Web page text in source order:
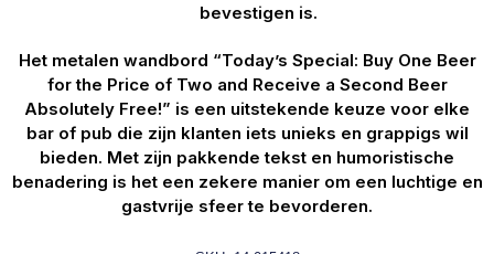
bevestigen is.
Het metalen wandbord “Today’s Special: Buy One Beer
for the Price of Two and Receive a Second Beer
Absolutely Free!” is een uitstekende keuze voor elke
bar of pub die zijn klanten iets unieks en grappigs wil
bieden. Met zijn pakkende tekst en humoristische
benadering is het een zekere manier om een luchtige en
gastvrije sfeer te bevorderen.